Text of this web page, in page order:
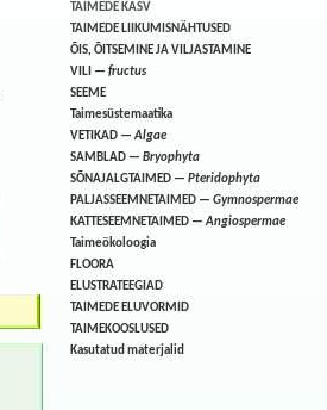
TAIMEDE KASV
TAIMEDE LIIKUMISNÄHTUSED
ÕIS, ÕITSEMINE JA VILJASTAMINE
VILI —fructus
SEEME
Taimesüstemaatika
VETIKAD —Algae
SAMBLAD —Bryophyta
SÕNAJALGTAIMED —Pteridophyta
PALJASSEEMNETAIMED —Gymnospermae
KATTESEEMNETAIMED —Angiospermae
Taimeökoloogia
FLOORA
ELUSTRATEEGIAD
TAIMEDE ELUVORMID
TAIMEKOOSLUSED
Kasutatud materjalid